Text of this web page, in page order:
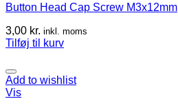
Button Head Cap Screw M3x12mm
3,00 kr. inkl. moms
Tilføj til kurv
Add to wishlist
Vis